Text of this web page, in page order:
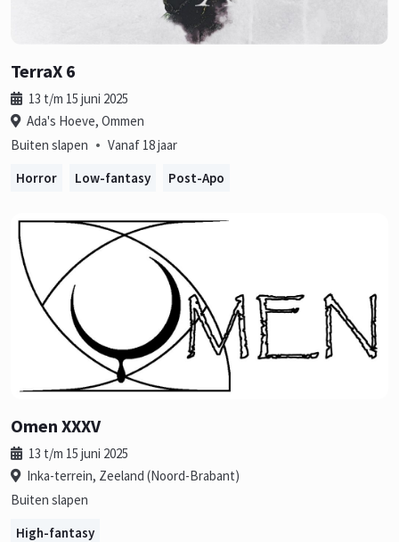
TerraX 6
13 t/m 15 juni 2025
Ada's Hoeve, Ommen
Buiten slapen • Vanaf 18 jaar
Horror
Low-fantasy Post-Apo
Omen XXXV
13 t/m 15 juni 2025
Inka-terrein, Zeeland (Noord-Brabant)
Buiten slapen
High-fantasy